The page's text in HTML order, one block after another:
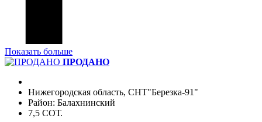
Показать больше
ПРОДАНО
Нижегородская область, СНТ"Березка-91"
Район: Балахнинский
7,5 СОТ.